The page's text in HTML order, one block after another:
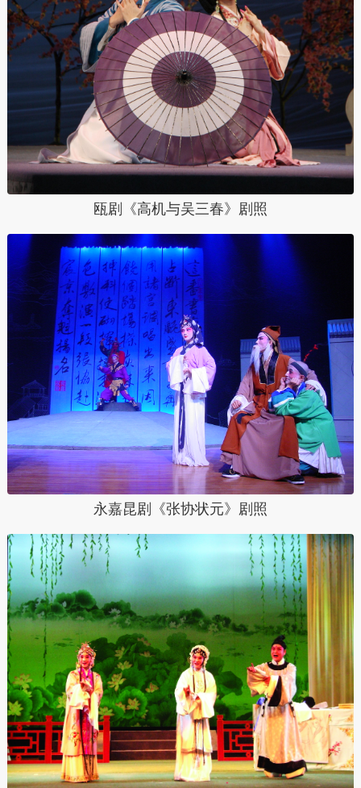
瓯剧《高机与吴三春》剧照
永嘉昆剧《张协状元》剧照